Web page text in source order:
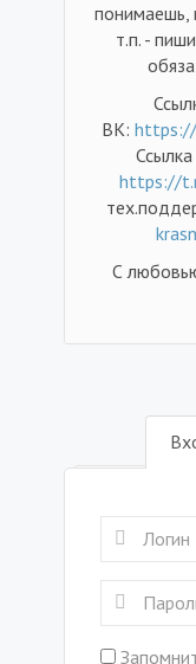
понимаешь,
т.п. -
ВК:
https://
С